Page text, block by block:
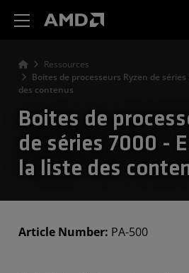
Ressources
Boites de processeurs Ryzen de
des contenus
Boites de
de séries 7000 -
la liste des
Article Number: PA-500